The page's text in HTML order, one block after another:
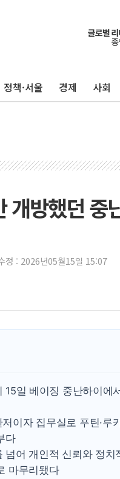
정책·서울 경제 사회
개방했던 중
정 : 2026년05월15일 15:07
15일 베이징 중난하이에
이자 집무실로 푸틴·루
다
넘어 개인적 신뢰와 정
마무리됐다